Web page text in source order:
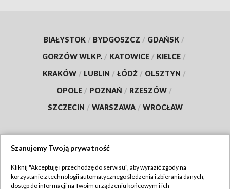
BIAŁYSTOK / BYDGOSZCZ / GDAŃSK /
GORZÓW WLKP. / KATOWICE / KIELCE /
KRAKÓW / LUBLIN / ŁÓDŹ / OLSZTYN /
OPOLE / POZNAŃ / RZESZÓW /
SZCZECIN / WARSZAWA / WROCŁAW
TVP
Szanujemy Twoją prywatność
Kliknij "Akceptuję i przechodzę do serwisu", aby wyrazić zgody na
korzystanie z technologii automatycznego śledzenia i zbierania danych,
dostęp do informacji na Twoim urządzeniu końcowym i ich